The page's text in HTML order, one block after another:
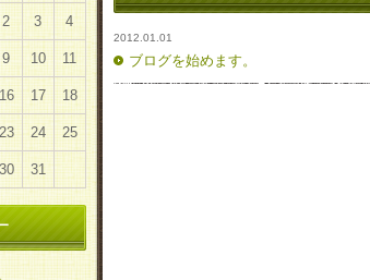
2012.01.01
ブログを始めます。
2 3 4
9 10 11
17 18
24 25
30 31